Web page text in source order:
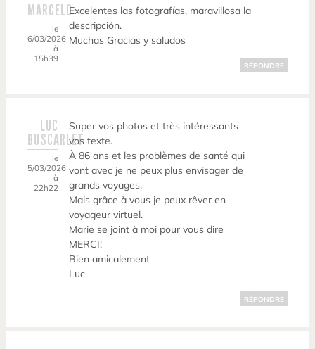
MARCELO
le
6/03/2026
à
15h39
Excelentes las fotografías, maravillosa la
descripción.
Muchas Gracias y saludos
RÉPONDRE
LUC
BUSCARLET
le
5/03/2026
à
22h22
Super vos photos et très intéressants
vos texte.
À 86 ans et les problèmes de santé qui
vont avec je ne peux plus envisager de
grands voyages.
Mais grâce à vous je peux rêver en
voyageur virtuel.
Marie se joint à moi pour vous dire
MERCI!
Bien amicalement
Luc
RÉPONDRE